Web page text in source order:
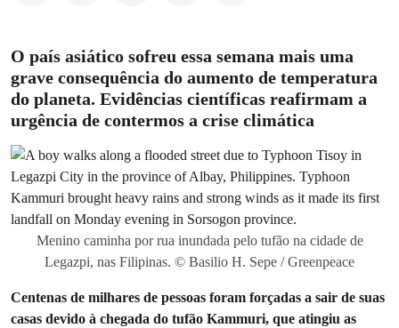
O país asiático sofreu essa semana mais uma
grave consequência do aumento de temperatura
do planeta. Evidências científicas reafirmam a
urgência de contermos a crise climática
Menino caminha por rua inundada pelo tufão na cidade de
Legazpi, nas Filipinas. © Basilio H. Sepe / Greenpeace
Centenas de milhares de pessoas foram forçadas a sair de suas
casas devido à chegada do tufão Kammuri, que atingiu as